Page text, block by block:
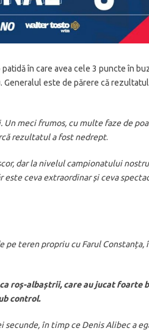
în care avea cele 3 puncte în
Generalul este de părere că
Un meci frumos, cu multe faze de
rezultatul a fost nedrept.
dar la nivelul campionatului
ceva extraordinar și ceva
pe teren propriu cu Farul
roș-albaștrii, care au jucat foarte
control.
secunde, în timp ce Denis Alibec a